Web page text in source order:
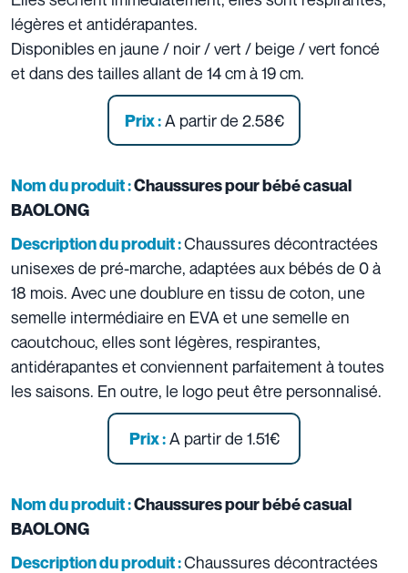
légères et antidérapantes.
Disponibles en jaune / noir / vert / beige / vert foncé
et dans des tailles allant de 14 cm à 19 cm.
Prix :A partir de 2.58€
Nom du produit :Chaussures pour bébé casual
BAOLONG
Description du produit :Chaussures décontractées
unisexes de pré-marche, adaptées aux bébés de 0 à
18 mois. Avec une doublure en tissu de coton, une
semelle intermédiaire en EVA et une semelle en
caoutchouc, elles sont légères, respirantes,
antidérapantes et conviennent parfaitement à toutes
les saisons. En outre, le logo peut être personnalisé.
Prix :A partir de 1.51€
Nom du produit :Chaussures pour bébé casual
BAOLONG
Description du produit :Chaussures décontractées